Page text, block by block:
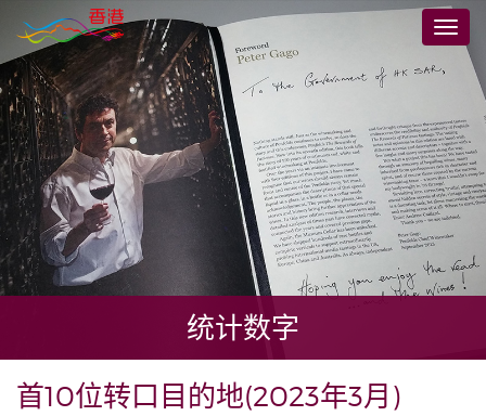
到
主
要
内
容
切
统计数字
首10位转口目的地(2023年3月)